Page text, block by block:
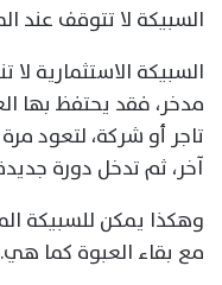
السبيكة لا تتوقف عند
السبيكة الاستثمارية
مدخر، فقد يحتفظ بها
تاجر أو شركة، لتعود
آخر، ثم تدخل دورة
وهكذا يمكن للسبيكة
مع بقاء العبوة كما هي.